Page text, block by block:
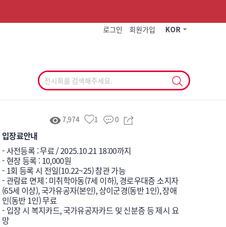
로그인 회원가입 KOR
7,974 1 0
입장료안내
- 사전등록 : 무료 / 2025.10.21 18:00까지
- 현장 등록 : 10,000원
- 1회 등록 시 전일(10.22~25) 참관 가능
- 관람료 면제 : 미취학아동(7세 이하), 경로우대증 소지자
(65세 이상), 국가유공자(본인), 상이군경(동반 1인), 장애
인(동반 1인) 무료
- 입장 시 복지카드, 국가유공자카드 및 신분증 등 제시 요
망